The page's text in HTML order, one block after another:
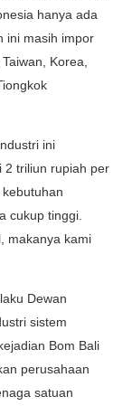
hanya ada
ini masih impor
Korea,
ini
2 triliun rupiah per
cukup tinggi.
makanya kami
Dewan
sistem
Bom Bali
perusahaan
satuan